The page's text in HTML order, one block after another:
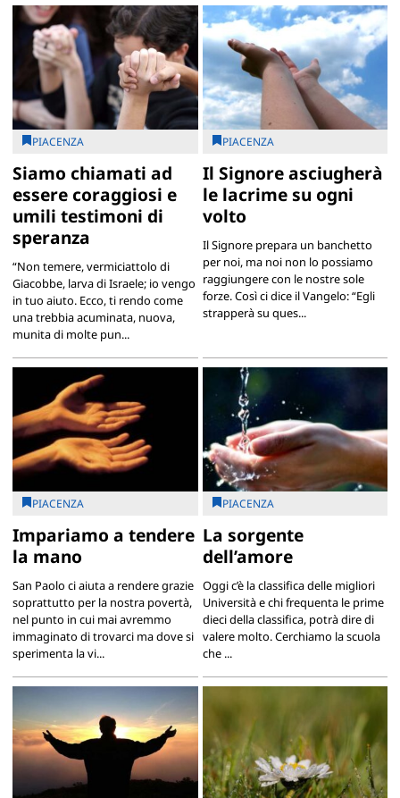
PIACENZA
Siamo chiamati ad
essere coraggiosi e
umili testimoni di
speranza
“Non temere, vermiciattolo di
Giacobbe, larva di Israele; io vengo
in tuo aiuto. Ecco, ti rendo come
una trebbia acuminata, nuova,
munita di molte pun...
PIACENZA
Il Signore asciugherà
le lacrime su ogni
volto
Il Signore prepara un banchetto
per noi, ma noi non lo possiamo
raggiungere con le nostre sole
forze. Così ci dice il Vangelo: “Egli
strapperà su ques...
PIACENZA
Impariamo a tendere
la mano
San Paolo ci aiuta a rendere grazie
soprattutto per la nostra povertà,
nel punto in cui mai avremmo
immaginato di trovarci ma dove si
sperimenta la vi...
PIACENZA
La sorgente
dell’amore
Oggi c’è la classifica delle migliori
Università e chi frequenta le prime
dieci della classifica, potrà dire di
valere molto. Cerchiamo la scuola
che ...